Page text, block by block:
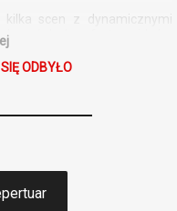
scen z dynamicznymi
dyskomfort u widzów
z epilepsją fotogenną.
ODBYŁO